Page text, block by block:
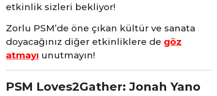
etkinlik sizleri bekliyor!
Zorlu PSM’de öne çıkan kültür ve sanata
doyacağınız diğer etkinliklere de göz
atmayı unutmayın!
PSM Loves2Gather: Jonah Yano